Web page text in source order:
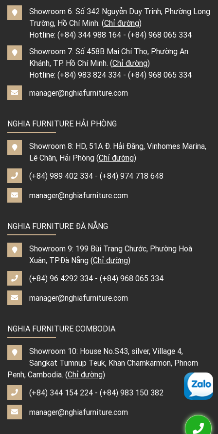
Showroom 6: Số 342 Nguyễn Duy Trinh, Phường Long
Trường, Hồ Chí Minh. (Chỉ đường)
Hotline: (+84) 344 988 164 - (+84) 968 065 334
Showroom 7: Số 458B Mai Chí Thọ, Phường An
Khánh, TP. Hồ Chí Minh. (Chỉ đường)
Hotline: (+84) 983 824 334 - (+84) 968 065 334
manager@nghiafurniture.com
NGHIA FURNITURE HẢI PHÒNG
Showroom 8: HD, 51A Đ. Hải Đăng, Vinhomes Marina,
Lê Chân, Hải Phòng (Chỉ đường)
(+84) 989 402 334 - (+84) 974 718 648
manager@nghiafurniture.com
NGHIA FURNITURE ĐÀ NẴNG
Showroom 9: 199 Bùi Trang Chước, Phường Hoà
Xuân, TP.Đà Nẵng (Chỉ đường)
(+84) 96 4292 334 - (+84) 968 065 334
manager@nghiafurniture.com
NGHIA FURNITURE COMBODIA
Showroom 10: House No.S43, silver, Village 4,
Sangkat Tumnup Teuk, Khan Chamkarmon, Phnom
Penh, Cambodia. (Chỉ đường)
(+84) 344 154 224 - (+84) 983 150 382
manager@nghiafurniture.com